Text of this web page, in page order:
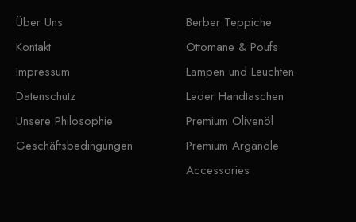
Über Uns
Kontakt
Impressum
Datenschutz
Unsere Philosophie
Geschäftsbedingungen
Berber Teppiche
Ottomane & Poufs
Lampen und Leuchten
Leder Handtaschen
Premium Olivenöl
Premium Arganöle
Accessories